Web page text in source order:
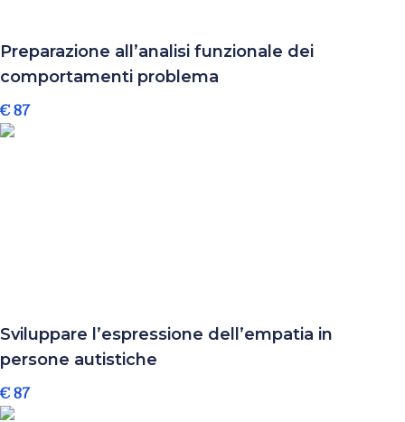
Preparazione all’analisi funzionale dei
comportamenti problema
€ 87
Sviluppare l’espressione dell’empatia in
persone autistiche
€ 87